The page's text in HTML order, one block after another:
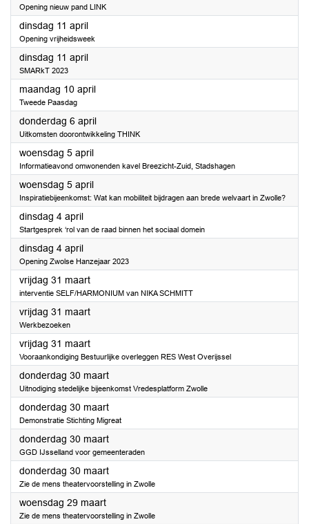
Opening nieuw pand LINK
dinsdag 11 april2023
Opening vrijheidsweek
dinsdag 11 april2023
SMARkT 2023
maandag 10 april2023
Tweede Paasdag
donderdag 6 april2023
Uitkomsten doorontwikkeling THINK
woensdag 5 april2023
Informatieavond omwonenden kavel Breezicht-Zuid, Stadshagen
woensdag 5 april2023
Inspiratiebijeenkomst: Wat kan mobiliteit bijdragen aan brede welvaart in Zwolle?
dinsdag 4 april2023
Startgesprek ‘rol van de raad binnen het sociaal domein
dinsdag 4 april2023
Opening Zwolse Hanzejaar 2023
vrijdag 31 maart2023
interventie SELF/HARMONIUM van NIKA SCHMITT
vrijdag 31 maart2023
Werkbezoeken
vrijdag 31 maart2023
Vooraankondiging Bestuurlijke overleggen RES West Overijssel
donderdag 30 maart2023
Uitnodiging stedelijke bijeenkomst Vredesplatform Zwolle
donderdag 30 maart2023
Demonstratie Stichting Migreat
donderdag 30 maart2023
GGD IJsselland voor gemeenteraden
donderdag 30 maart2023
Zie de mens theatervoorstelling in Zwolle
woensdag 29 maart2023
Zie de mens theatervoorstelling in Zwolle